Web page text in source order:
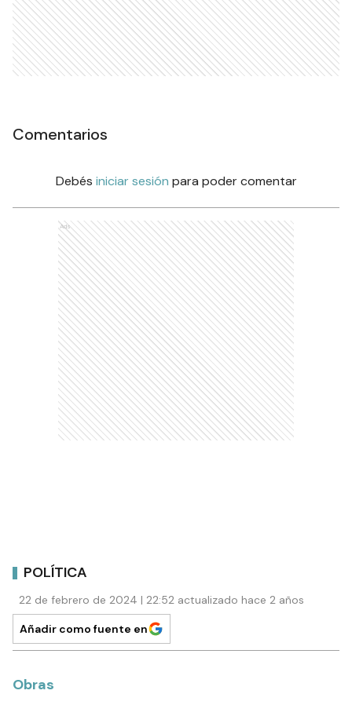
Comentarios
Debés iniciar sesión para poder comentar
Ads
POLÍTICA
22 de febrero de 2024 | 22:52 actualizado hace 2 años
Añadir como fuente en
Obras